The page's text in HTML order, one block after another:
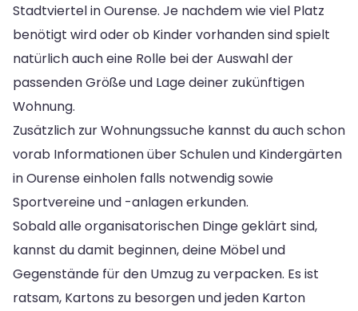
Stadtviertel in Ourense. Je nachdem wie viel Platz
benötigt wird oder ob Kinder vorhanden sind spielt
natürlich auch eine Rolle bei der Auswahl der
passenden Größe und Lage deiner zukünftigen
Wohnung.
Zusätzlich zur Wohnungssuche kannst du auch schon
vorab Informationen über Schulen und Kindergärten
in Ourense einholen falls notwendig sowie
Sportvereine und -anlagen erkunden.
Sobald alle organisatorischen Dinge geklärt sind,
kannst du damit beginnen, deine Möbel und
Gegenstände für den Umzug zu verpacken. Es ist
ratsam, Kartons zu besorgen und jeden Karton